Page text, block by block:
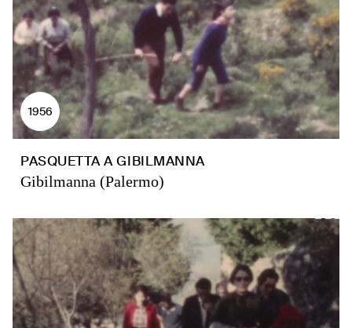
1956
PASQUETTA A GIBILMANNA
Gibilmanna (Palermo)